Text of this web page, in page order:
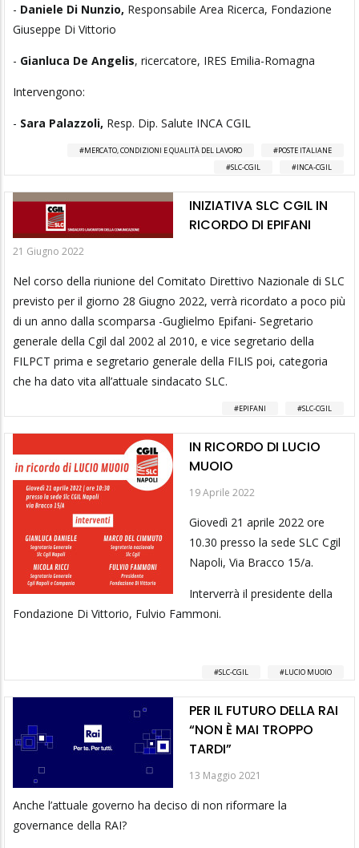
- Daniele Di Nunzio, Responsabile Area Ricerca, Fondazione
Giuseppe Di Vittorio
- Gianluca De Angelis, ricercatore, IRES Emilia-Romagna
Intervengono:
- Sara Palazzoli, Resp. Dip. Salute INCA CGIL
MERCATO, CONDIZIONI E QUALITÀ DEL LAVORO
POSTE ITALIANE
SLC-CGIL
INCA-CGIL
INIZIATIVA SLC CGIL IN
RICORDO DI EPIFANI
21 Giugno 2022
Nel corso della riunione del Comitato Direttivo Nazionale di SLC
previsto per il giorno 28 Giugno 2022, verrà ricordato a poco più
di un anno dalla scomparsa -Guglielmo Epifani- Segretario
generale della Cgil dal 2002 al 2010, e vice segretario della
FILPCT prima e segretario generale della FILIS poi, categoria
che ha dato vita all’attuale sindacato SLC.
EPIFANI SLC-CGIL
IN RICORDO DI LUCIO
MUOIO
19 Aprile 2022
Giovedì 21 aprile 2022 ore
10.30 presso la sede SLC Cgil
Napoli, Via Bracco 15/a.
Interverrà il presidente della
Fondazione Di Vittorio, Fulvio Fammoni.
SLC-CGIL LUCIO MUOIO
PER IL FUTURO DELLA RAI
“NON È MAI TROPPO
TARDI”
13 Maggio 2021
Anche l’attuale governo ha deciso di non riformare la
governance della RAI?